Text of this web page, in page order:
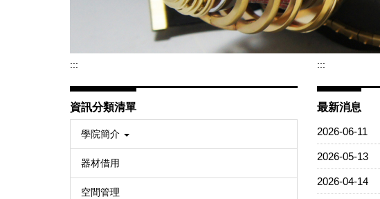
:::
資訊分類清單
學院簡介
器材借用
空間管理
:::
最新消息
2026-06-11
2026-05-13
2026-04-14